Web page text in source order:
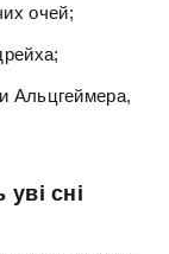
очей;
Альцгеймера,
сні